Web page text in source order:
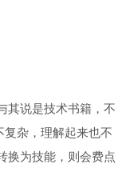
其说是技术书籍，不
杂，理解起来也不
换为技能，则会费点